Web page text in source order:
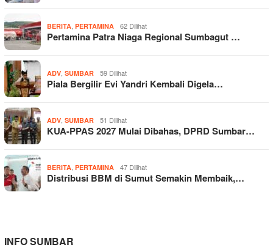
BERITA PERTAMINA 62 Dilihat
Pertamina Patra Niaga Regional Sumbagut …
ADV SUMBAR 59 Dilihat
Piala Bergilir Evi Yandri Kembali Digela…
ADV SUMBAR 51 Dilihat
KUA-PPAS 2027 Mulai Dibahas, DPRD Sumbar…
BERITA PERTAMINA 47 Dilihat
Distribusi BBM di Sumut Semakin Membaik,…
INFO SUMBAR